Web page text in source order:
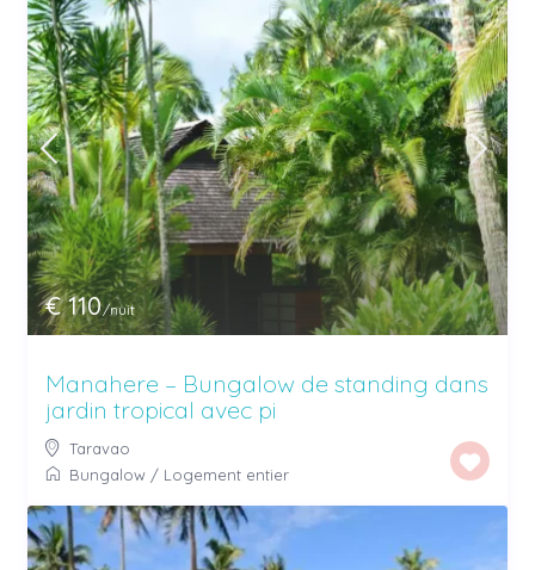
€ 110/nuit
Manahere – Bungalow de standing dans
jardin tropical avec pi
Taravao
Bungalow / Logement entier